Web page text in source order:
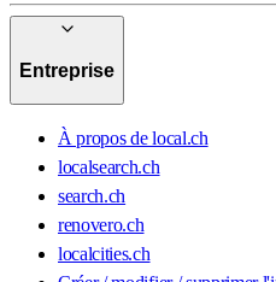
Entreprise
À propos de local.ch
localsearch.ch
search.ch
renovero.ch
localcities.ch